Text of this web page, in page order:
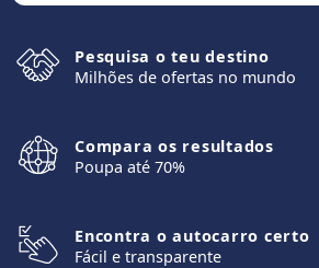
Pesquisa o teu destino
Milhões de ofertas no mundo
Compara os resultados
Poupa até 70%
Encontra o autocarro certo
Fácil e transparente